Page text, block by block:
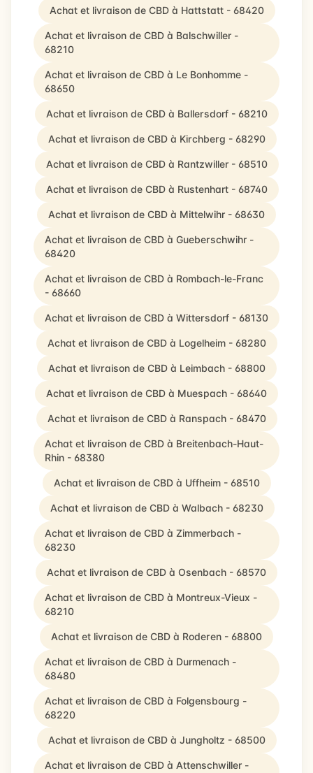
Achat et livraison de CBD à Hattstatt - 68420
Achat et livraison de CBD à Balschwiller -
68210
Achat et livraison de CBD à Le Bonhomme -
68650
Achat et livraison de CBD à Ballersdorf - 68210
Achat et livraison de CBD à Kirchberg - 68290
Achat et livraison de CBD à Rantzwiller - 68510
Achat et livraison de CBD à Rustenhart - 68740
Achat et livraison de CBD à Mittelwihr - 68630
Achat et livraison de CBD à Gueberschwihr -
68420
Achat et livraison de CBD à Rombach-le-Franc
- 68660
Achat et livraison de CBD à Wittersdorf - 68130
Achat et livraison de CBD à Logelheim - 68280
Achat et livraison de CBD à Leimbach - 68800
Achat et livraison de CBD à Muespach - 68640
Achat et livraison de CBD à Ranspach - 68470
Achat et livraison de CBD à Breitenbach-Haut-
Rhin - 68380
Achat et livraison de CBD à Uffheim - 68510
Achat et livraison de CBD à Walbach - 68230
Achat et livraison de CBD à Zimmerbach -
68230
Achat et livraison de CBD à Osenbach - 68570
Achat et livraison de CBD à Montreux-Vieux -
68210
Achat et livraison de CBD à Roderen - 68800
Achat et livraison de CBD à Durmenach -
68480
Achat et livraison de CBD à Folgensbourg -
68220
Achat et livraison de CBD à Jungholtz - 68500
Achat et livraison de CBD à Attenschwiller -